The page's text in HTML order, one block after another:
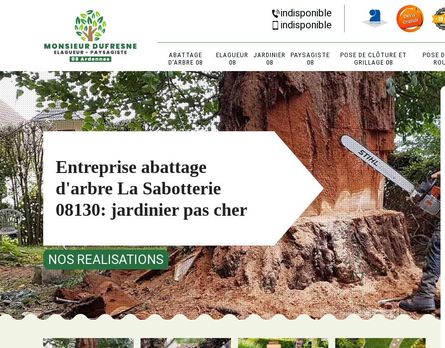
indisponible
indisponible
ABATTAGE
D'ARBRE 08
ELAGUEUR
08
JARDINIER
08
PAYSAGISTE
08
POSE DE CLÔTURE ET
GRILLAGE 08
POSE
Entreprise abattage
d'arbre La Sabotterie
08130: jardinier pas cher
NOS REALISATIONS